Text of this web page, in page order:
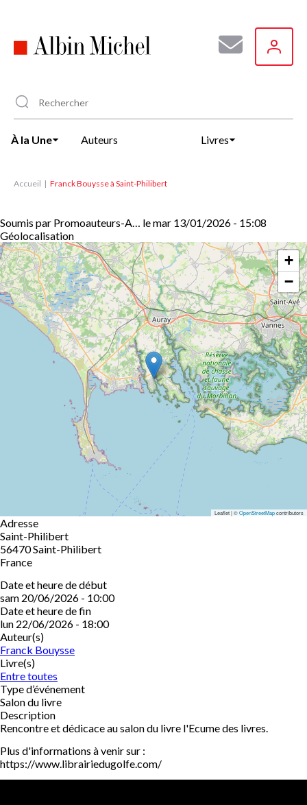
principal
À la Une Auteurs Livres
Accueil Franck Bouysse à Saint-Philibert
Soumis par Promoauteurs-A… lemar 13/01/2026 - 15:08
Géolocalisation
+
−
Leaflet | ©OpenStreetMapcontributors
Adresse
Saint-Philibert
56470Saint-Philibert
France
Date et heure de début
sam 20/06/2026 - 10:00
Date et heure de fin
lun 22/06/2026 - 18:00
Auteur(s)
Franck Bouysse
Livre(s)
Entre toutes
Type d’événement
Salon du livre
Description
Rencontre et dédicace au salon du livre l'Ecume des livres.
Plus d'informations à venir sur :
https://www.librairiedugolfe.com/